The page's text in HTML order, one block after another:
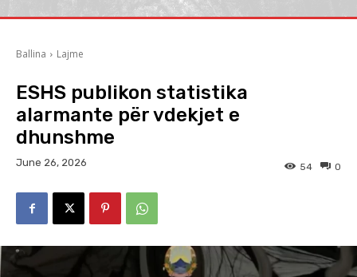
Ballina Lajme
ESHS publikon statistika
alarmante për vdekjet e
dhunshme
June 26, 2026 0
54